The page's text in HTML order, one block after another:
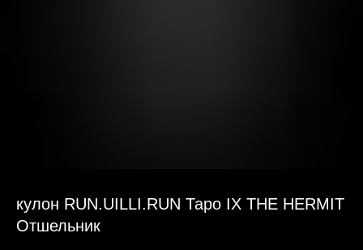
кулон RUN.UILLI.RUN Таро IX THE HERMIT
Отшельник